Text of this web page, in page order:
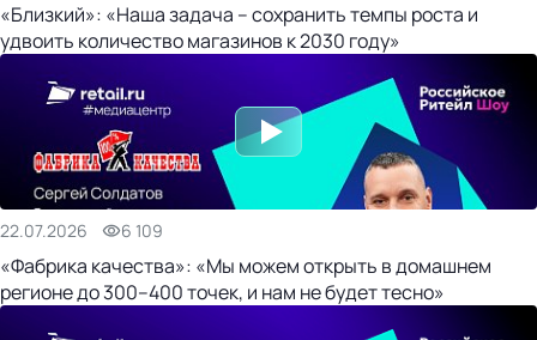
«Близкий»: «Наша задача – сохранить темпы роста и
удвоить количество магазинов к 2030 году»
22.07.2026 6 109
«Фабрика качества»: «Мы можем открыть в домашнем
регионе до 300–400 точек, и нам не будет тесно»